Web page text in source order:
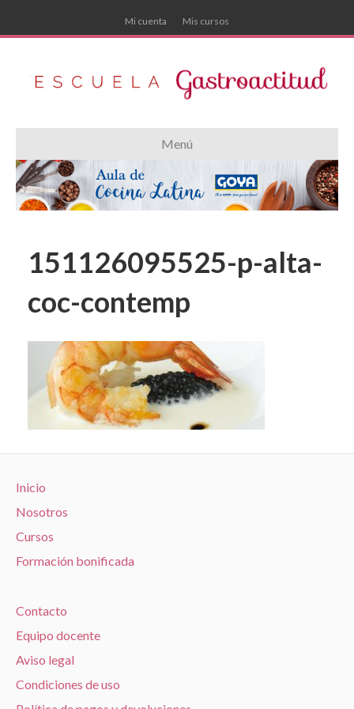
Mi cuenta Mis cursos
Menú
151126095525-p-alta-
coc-contemp
Inicio
Nosotros
Cursos
Formación bonificada
Contacto
Equipo docente
Aviso legal
Condiciones de uso